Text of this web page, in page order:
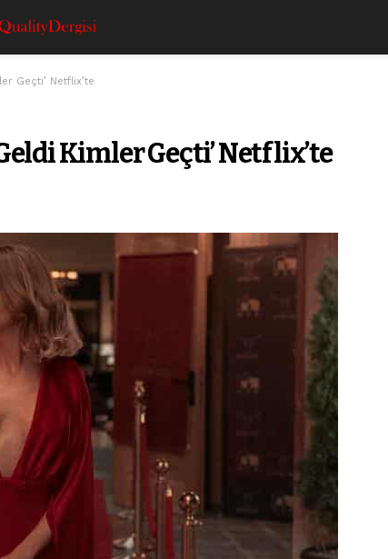
Geçti’ Netflix’te
Kimler Geçti’ Netflix’te